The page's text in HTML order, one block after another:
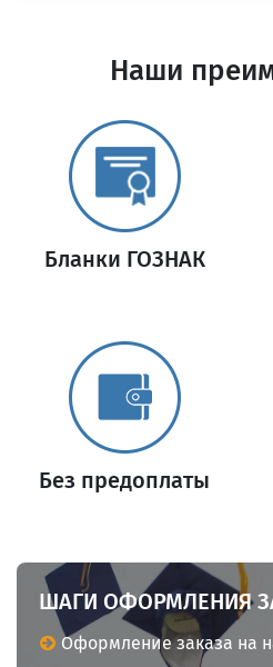
Наши
Бланки ГОЗНАК
Без предоплаты
ШАГИ ОФОРМЛЕНИЯ
Оформление заказа на